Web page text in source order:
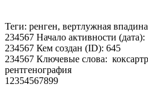
Теги: ренген, вертлужная
234567 Начало активности
234567 Кем создан (ID): 645
234567 Ключевые слова:
рентгенография
12354567899